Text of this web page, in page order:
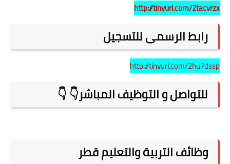
http://tinyurl.com/2tacvrzx
رابط الرسمى للتسجيل
http://tinyurl.com/2hu7dssp
للتواصل و التوظيف المباشر👇
👇
وظائف التربية والتعليم قطر